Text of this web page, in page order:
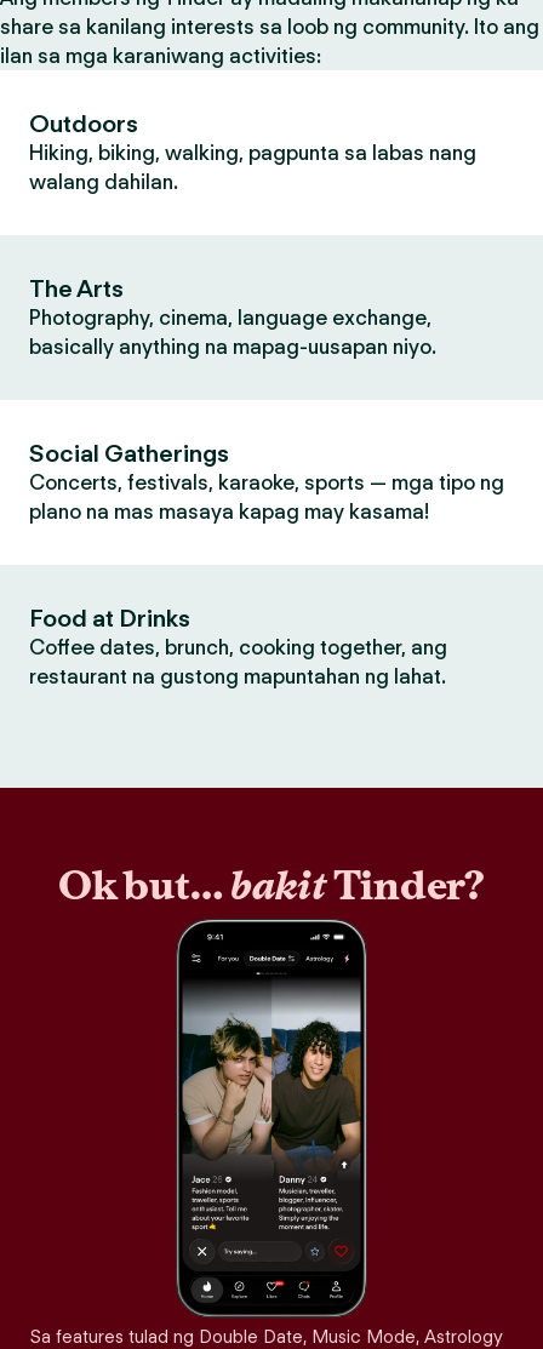
share sa kanilang interests sa loob ng community. Ito ang
ilan sa mga karaniwang activities:
Outdoors
Hiking, biking, walking, pagpunta sa labas nang
walang dahilan.
The Arts
Photography, cinema, language exchange,
basically anything na mapag-uusapan niyo.
Social Gatherings
Concerts, festivals, karaoke, sports — mga tipo ng
plano na mas masaya kapag may kasama!
Food at Drinks
Coffee dates, brunch, cooking together, ang
restaurant na gustong mapuntahan ng lahat.
Ok but…bakitTinder?
Sa features tulad ng Double Date, Music Mode, Astrology